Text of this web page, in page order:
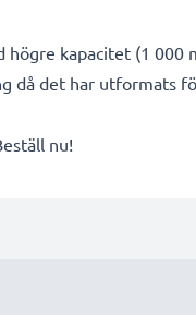
kapacitet (1
då det har
nu!